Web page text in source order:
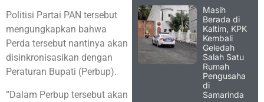
Politisi Partai PAN tersebut
mengungkapkan bahwa
Perda tersebut nantinya akan
disinkronisasikan dengan
Peraturan Bupati (Perbup).
“Dalam Perbup tersebut akan
Masih
Berada di
Kaltim, KPK
Kembali
Geledah
Salah Satu
Rumah
Pengusaha
di
Samarinda